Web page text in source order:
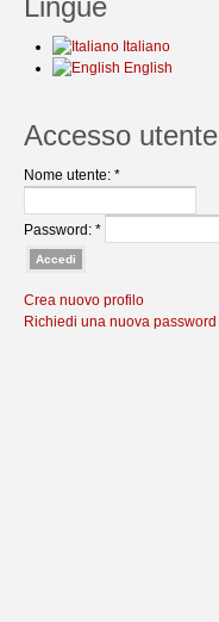
Lingue
Italiano
English
Accesso utente
Nome utente: *
Password: *
Crea nuovo profilo
Richiedi una nuova password